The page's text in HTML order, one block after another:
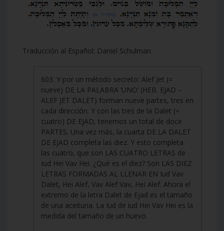
Traducción al Español: Daniel Schulman
603. Y por un método secreto: Alef Jet (=
nueve) DE LA PALABRA ‘UNO’ (HEB. EJAD –
ALEF JET DALET) forman nueve partes, tres en
cada dirección. Y con las tres de la Dalet (=
cuatro) DE EJAD, tenemos un total de doce
PARTES. Una vez más, la cuarta DE LA DALET
DE EJAD completa las diez. Y esto completa
las cuatro, que son LAS CUATRO LETRAS de
Iud Hei Vav Hei. ¿Qué es el diez? Son LAS DIEZ
LETRAS FORMADAS AL LLENAR EN Iud Vav
Dalet, Hei Alef, Vav Alef Vav, Hei Alef. Ahora el
extremo de la letra Dalet de Ejad es el tamaño
de una aceituna. La Iud de iud Hei Vav Hei es la
medida del tamaño de un huevo.